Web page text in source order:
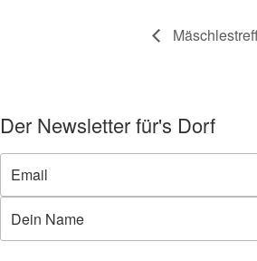
Der Newsletter für's Dorf